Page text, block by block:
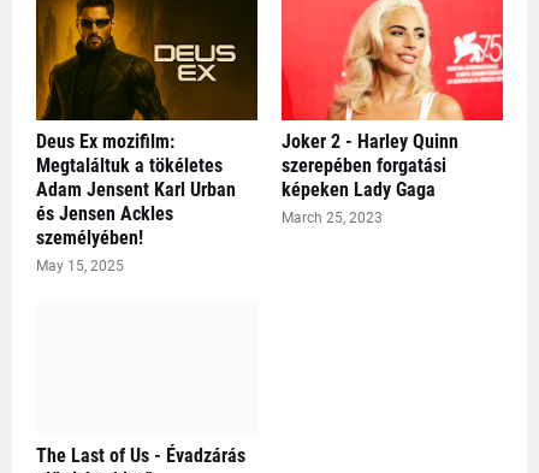
Deus Ex mozifilm:
Megtaláltuk a tökéletes
Adam Jensent Karl Urban
és Jensen Ackles
személyében!
May 15, 2025
Joker 2 - Harley Quinn
szerepében forgatási
képeken Lady Gaga
March 25, 2023
The Last of Us - Évadzárás